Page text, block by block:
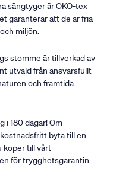
sängtyger är ÖKO-tex
garanterar att de är fria
miljön.
stomme är tillverkad av
utvald från ansvarsfullt
och framtida
i 180 dagar! Om
byta till en
köper till vårt
för trygghetsgarantin